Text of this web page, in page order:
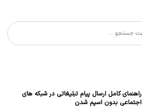
راهنمای کامل ارسال پیام تبلیغاتی در شبکه های
اجتماعی بدون اسپم شدن